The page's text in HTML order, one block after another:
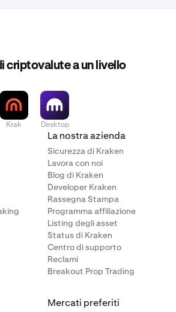
criptovalute a un livello
Krak Desktop
La nostra azienda
Sicurezza di Kraken
Lavora con noi
Blog di Kraken
Developer Kraken
Rassegna Stampa
Programma affiliazione
Listing degli asset
Status di Kraken
Centro di supporto
Reclami
Breakout Prop Trading
Mercati preferiti